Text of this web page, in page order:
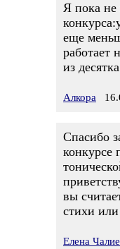
Я пока не
еще
работает
из
Алкора
Спасибо
конкурсе
вы
стихи
Елена